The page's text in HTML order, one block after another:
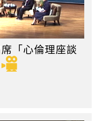
「心倫理座談